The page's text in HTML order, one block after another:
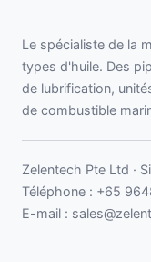
Le spécialiste de la
types d'huile. Des
de lubrification,
de combustible
Zelentech Pte Ltd ·
Téléphone : +65
E-mail :